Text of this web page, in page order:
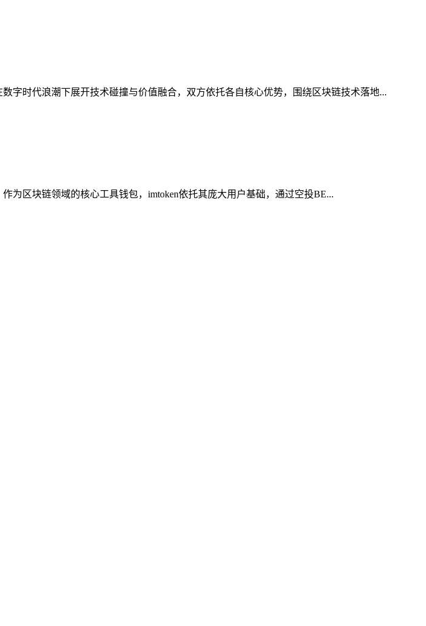
字时代浪潮下展开技术碰撞与价值融合，双方依托各自核心优势，围绕区块链技术落地...
为区块链领域的核心工具钱包，imtoken依托其庞大用户基础，通过空投BE...